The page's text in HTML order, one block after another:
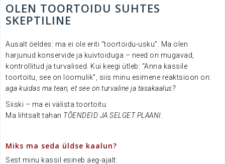
OLEN TOORTOIDU SUHTES
SKEPTILINE
Ausalt öeldes: ma ei ole eriti “toortoidu-usku”. Ma olen
harjunud konservide ja kuivtoiduga – need on mugavad,
kontrollitud ja turvalised. Kui keegi ütleb: “Anna kassile
toortoitu, see on loomulik”, siis minu esimene reaktsioon on:
aga kuidas ma tean, et see on turvaline ja tasakaalus?
Siiski – ma ei välista toortoitu.
Ma lihtsalt tahan TÕENDEID JA SELGET PLAANI
Miks ma seda üldse kaalun?
Sest minu kassil esineb aeg-ajalt: